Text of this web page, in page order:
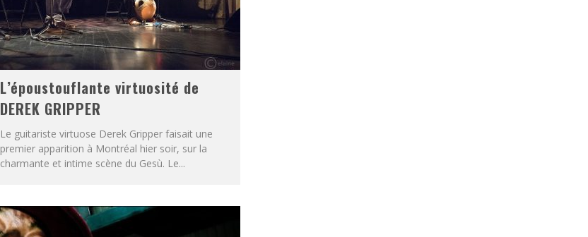
L’époustouflante virtuosité de
DEREK GRIPPER
Le guitariste virtuose Derek Gripper faisait une
premier apparition à Montréal hier soir, sur la
charmante et intime scène du Gesù. Le...